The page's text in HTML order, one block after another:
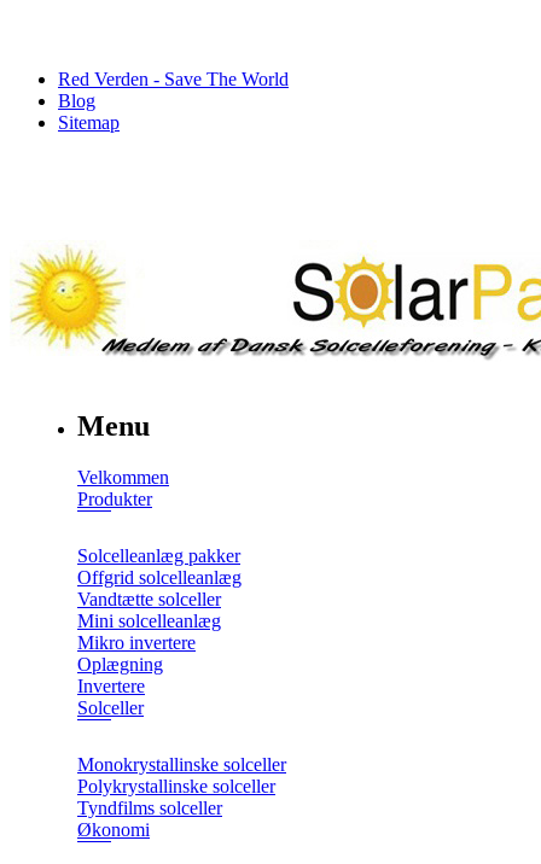
Red Verden - Save The World
Blog
Sitemap
Menu
Velkommen
Produkter
Solcelleanlæg pakker
Offgrid solcelleanlæg
Vandtætte solceller
Mini solcelleanlæg
Mikro invertere
Oplægning
Invertere
Solceller
Monokrystallinske solceller
Polykrystallinske solceller
Tyndfilms solceller
Økonomi